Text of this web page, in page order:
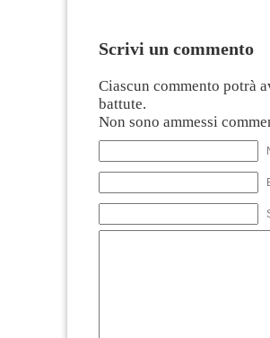
Scrivi un commento
Ciascun commento potrà
battute.
Non sono ammessi